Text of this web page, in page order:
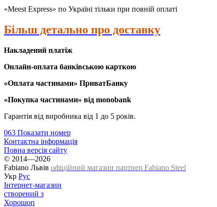
«Meest Express» по Україні тільки при повній оплаті
Більш детально про доставку
Накладений платіж
Онлайн-оплата банківською карткою
«Оплата частинами» ПриватБанку
«Покупка частинами» від monobank
Гарантія від виробника від 1 до 5 років.
063 Показати номер
Контактна інформація
Повна версія сайту
© 2014—2026
Fabiano Львів офіційний магазин партнер Fabiano Steel
Укр Рус
Інтернет-магазин
створений з
Хорошоп